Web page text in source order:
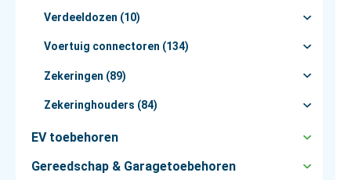
Verdeeldozen (10)
Voertuig connectoren (134)
Zekeringen (89)
Zekeringhouders (84)
EV toebehoren
Gereedschap & Garagetoebehoren